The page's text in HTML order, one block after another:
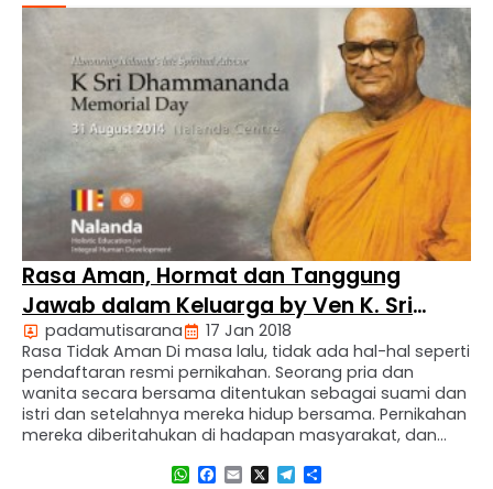
Rasa Aman, Hormat dan Tanggung
Jawab dalam Keluarga by Ven K. Sri
Dhammananda
padamutisarana
17 Jan 2018
Rasa Tidak Aman Di masa lalu, tidak ada hal-hal seperti
pendaftaran resmi pernikahan. Seorang pria dan
wanita secara bersama ditentukan sebagai suami dan
istri dan setelahnya mereka hidup bersama. Pernikahan
mereka diberitahukan di hadapan masyarakat, dan
bahwa mereka mengembangkan cinta sejati mereka
WhatsApp
Facebook
Email
X Telegram